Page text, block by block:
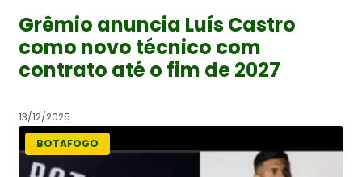
Grêmio anuncia Luís Castro
como novo técnico com
contrato até o fim de 2027
13/12/2025
BOTAFOGO